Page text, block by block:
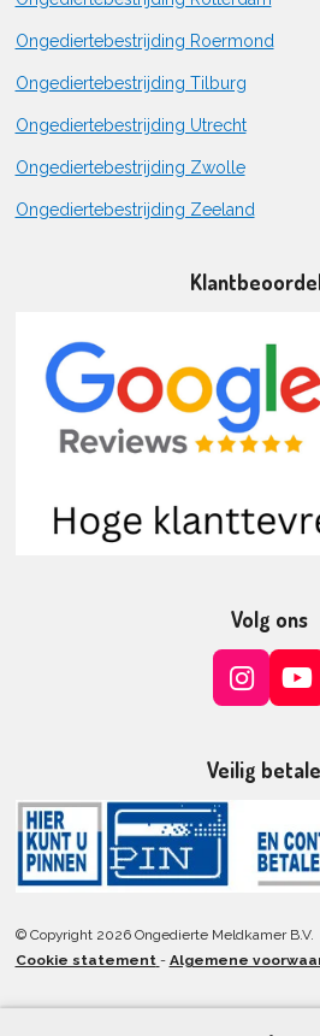
Ongediertebestrijding Roermond
Ongediertebestrijding Tilburg
Ongediertebestrijding Utrecht
Ongediertebestrijding Zwolle
Ongediertebestrijding Zeeland
Volg ons
I
t
Y
T
e
Veilig
© Copyright 2026 Ongedierte Meldkamer
Cookie statement - Algemene